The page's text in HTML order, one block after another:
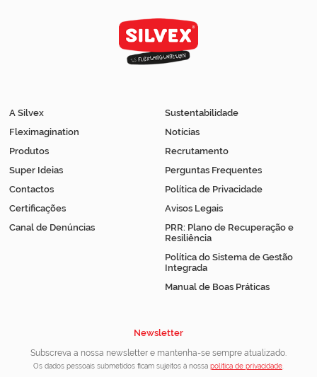
A Silvex
Fleximagination
Produtos
Super Ideias
Contactos
Certificações
Canal de Denúncias
Sustentabilidade
Notícias
Recrutamento
Perguntas Frequentes
Política de Privacidade
Avisos Legais
PRR: Plano de Recuperação e
Resiliência
Política do Sistema de Gestão
Integrada
Manual de Boas Práticas
Newsletter
Subscreva a nossa newsletter e mantenha-se sempre atualizado.
Os dados pessoais submetidos ficam sujeitos à nossa política de privacidade